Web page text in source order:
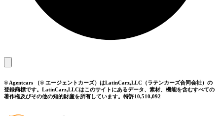
® Agentcars （® エージェントカーズ）はLatinCarz,LLC（ラテンカーズ合同会社）の
登録商標です。LatinCarz,LLCはこのサイトにあるデータ、素材、機能を含むすべての
著作権及びその他の知的財産を所有しています。特許10,510,092